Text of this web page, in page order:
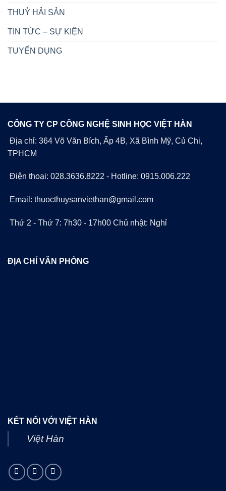
THUỶ HẢI SẢN
TIN TỨC – SỰ KIỆN
TUYỂN DỤNG
CÔNG TY CP CÔNG NGHỆ SINH HỌC VIỆT HÀN
Địa chỉ: 364 Võ Văn Bích, Ấp 4B, Xã Bình Mỹ, Củ Chi,
TPHCM
Điện thoại: 028.3636.8222 - Hotline: 0915.006.222
Email: thuocthuysanviethan@gmail.com
Thứ 2 - Thứ 7: 7h30 - 17h00 Chủ nhật: Nghỉ
ĐỊA CHỈ VĂN PHÒNG
KẾT NỐI VỚI VIỆT HÀN
Việt Hàn